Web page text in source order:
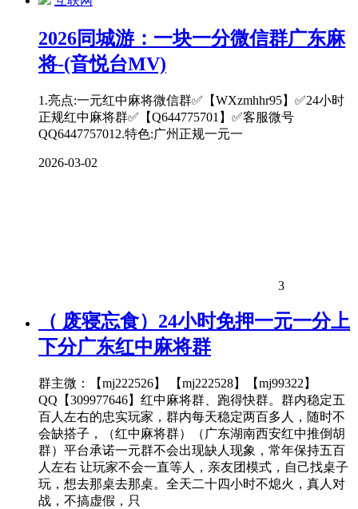
2026同城游：一块一分微信群广东麻
将-(音悦台MV)
1.亮点:一元红中麻将微信群✅【WXzmhhr95】✅24小时
正规红中麻将群✅【Q644775701】✅客服微号
QQ6447757012.特色:广州正规一元一
2026-03-02
3
（ 废寝忘食）24小时免押一元一分上
下分广东红中麻将群
群主微：【mj222526】 【mj222528】【mj99322】
QQ【309977646】红中麻将群、跑得快群。群内稳定五
百人左右的忠实玩家，群内每天稳定两百多人，随时不
会缺搭子，（红中麻将群）（广东湖南西安红中推倒胡
群）平台承诺一元群不会出现缺人现象，常年保持五百
人左右 让玩家不会一直等人，亲友团模式，自己找桌子
玩，想去那桌去那桌。全天二十四小时不熄火，真人对
战，不搞虚假，只